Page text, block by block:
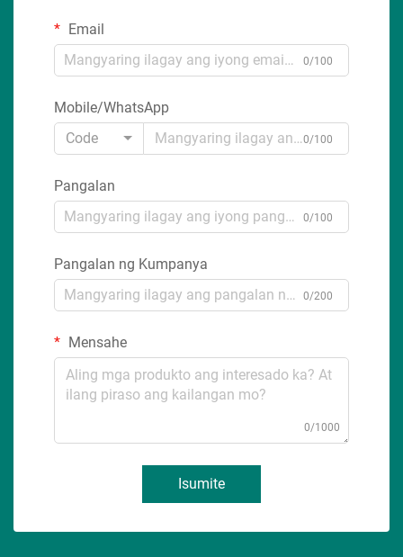
Email
0/100
Mobile/WhatsApp
Code
0/100
Pangalan
0/100
Pangalan ng Kumpanya
0/200
Mensahe
0/1000
Isumite